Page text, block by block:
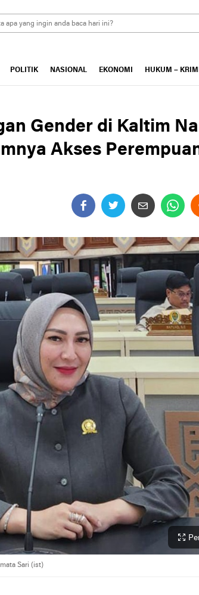
POLITIK NASIONAL EKONOMI HUKUM –
Gender di Kaltim
Akses
Sari (ist)